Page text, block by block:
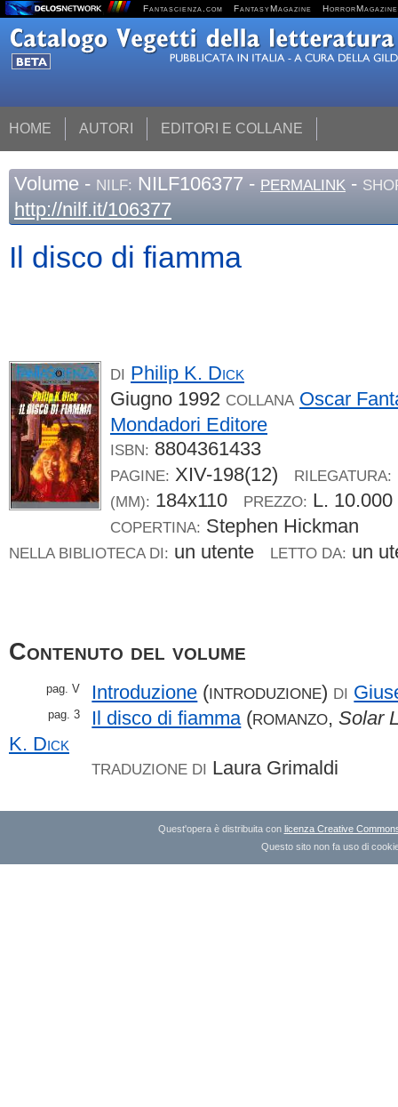
Fantascienza.com FantasyMagazine HorrorMagazine
HOME AUTORI EDITORI E COLLANE
Volume - NILF: NILF106377 - PERMALINK -
http://nilf.it/106377
Il disco di fiamma
DI Philip K. Dick
Giugno 1992 COLLANA Oscar
Mondadori Editore
ISBN: 8804361433
PAGINE: XIV-198(12) RILEGATURA:
(MM): 184x110 PREZZO: L.
COPERTINA: Stephen Hickman
NELLA BIBLIOTECA DI: un utente LETTO DA: un
Contenuto del volume
pag. V Introduzione (INTRODUZIONE) DI
pag. 3 Il disco di fiamma (ROMANZO,Solar
K. Dick
TRADUZIONE DI Laura Grimaldi
Quest'opera è distribuita con licenza Creative
Questo sito non fa uso di